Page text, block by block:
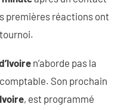
premières réactions ont
n’aborde pas la
Son prochain
, est programmé